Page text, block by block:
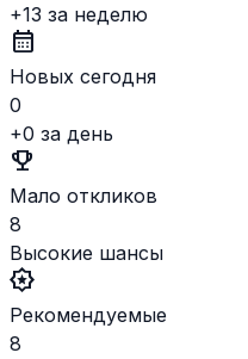
+13 за неделю
calendar_month
Новых сегодня
0
+0 за день
emoji_events
Мало откликов
8
Высокие шансы
award_star
Рекомендуемые
8